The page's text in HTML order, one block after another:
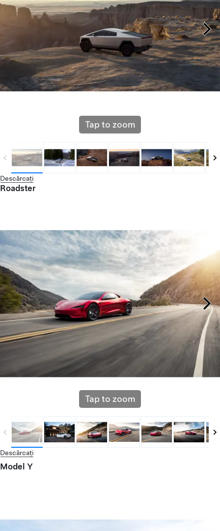
Tap to zoom
Descărcați
Roadster
Tap to zoom
Descărcați
Model Y